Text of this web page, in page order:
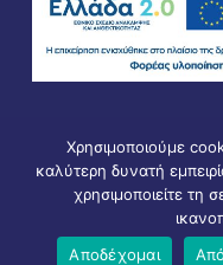
© Copyright 2021 - All
Χρησιμοποιούμε
καλύτερη δυνατή
χρησιμοποιείτε τη
Αποδέχομαι